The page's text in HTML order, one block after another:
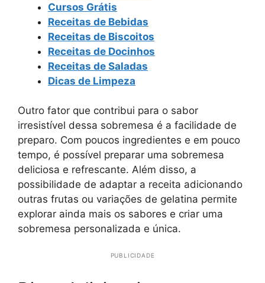
Cursos Grátis
Receitas de Bebidas
Receitas de Biscoitos
Receitas de Docinhos
Receitas de Saladas
Dicas de Limpeza
Outro fator que contribui para o sabor
irresistível dessa sobremesa é a facilidade de
preparo. Com poucos ingredientes e em pouco
tempo, é possível preparar uma sobremesa
deliciosa e refrescante. Além disso, a
possibilidade de adaptar a receita adicionando
outras frutas ou variações de gelatina permite
explorar ainda mais os sabores e criar uma
sobremesa personalizada e única.
PUBLICIDADE